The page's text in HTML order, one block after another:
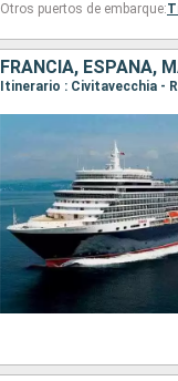
Otros puertos de embarque:
FRANCIA, ESPAÑA,